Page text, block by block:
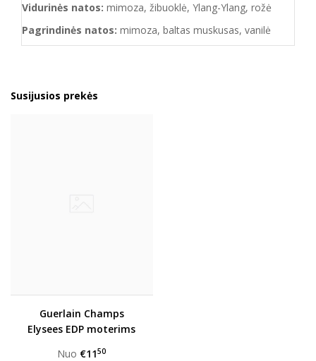
Vidurinės natos: mimoza, žibuoklė, Ylang-Ylang, rožė
Pagrindinės natos: mimoza, baltas muskusas, vanilė
Susijusios prekės
Guerlain Champs
Elysees EDP moterims
Nuo €1150